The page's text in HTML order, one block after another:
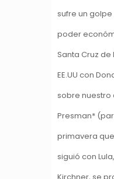
sufre un
poder
Santa Cruz de
EE.UU con
sobre nuestro
Presman*
primavera
siguió con